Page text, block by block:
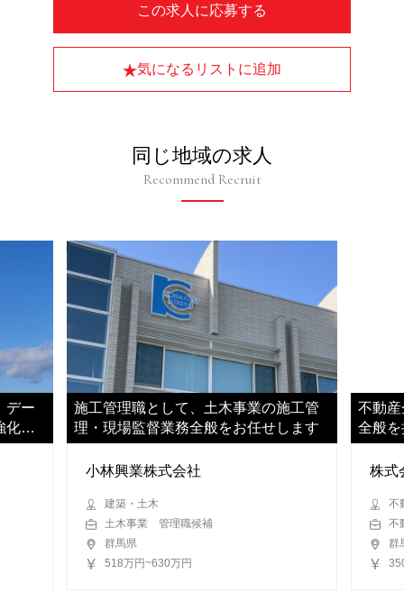
この求人に応募する
気になるリストに追加
同じ地域の求人
Recommend Recruit
デー
化に
施工管理職として、土木事業の施工管
理・現場監督業務全般をお任せします
小林興業株式会社
建築・土木
土木事業 管理職候補
群馬県
518万円~630万円
不動
全般
ます
株式
不
不
群